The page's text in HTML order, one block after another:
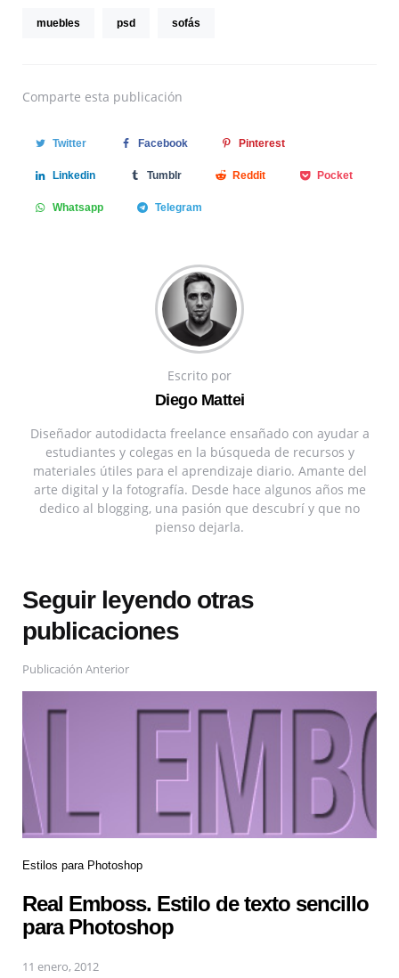
muebles psd sofás
Comparte esta publicación
Twitter Facebook Pinterest
Linkedin Tumblr Reddit Pocket
Whatsapp Telegram
Escrito por
Diego Mattei
Diseñador autodidacta freelance ensañado con ayudar a
estudiantes y colegas en la búsqueda de recursos y
materiales útiles para el aprendizaje diario. Amante del
arte digital y la fotografía. Desde hace algunos años me
dedico al blogging, una pasión que descubrí y que no
pienso dejarla.
Seguir leyendo otras
publicaciones
Publicación Anterior
Estilos para Photoshop
Real Emboss. Estilo de texto sencillo
para Photoshop
11 enero, 2012